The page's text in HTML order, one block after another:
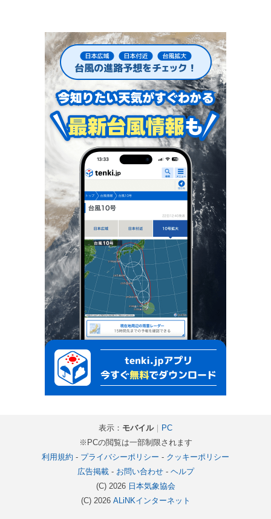
表示： モバイル｜
PC
※PCの閲覧は一部制限されます
利用規約 - プライバシーポリシー - クッキーポリシー
広告掲載- お問い合わせ- ヘルプ
(C) 2026 日本気象協会
(C) 2026 ALiNKインターネット